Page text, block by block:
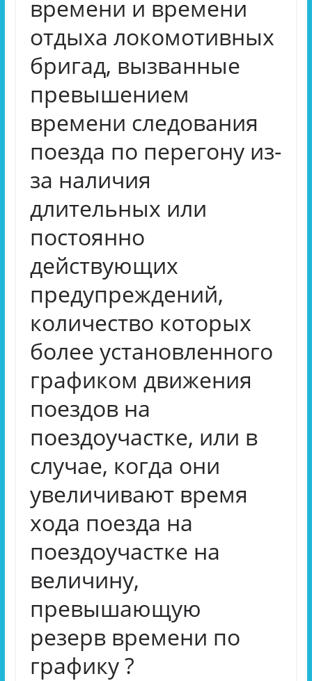
времени и времени
отдыха локомотивных
бригад, вызванные
превышением
времени следования
поезда по перегону из-
за наличия
длительных или
постоянно
действующих
предупреждений,
количество которых
более установленного
графиком движения
поездов на
поездоучастке, или в
случае, когда они
увеличивают время
хода поезда на
поездоучастке на
величину,
превышающую
резерв времени по
графику ?